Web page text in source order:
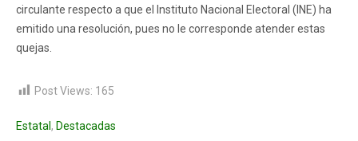
circulante respecto a que el Instituto Nacional Electoral (INE) ha
emitido una resolución, pues no le corresponde atender estas
quejas.
Post Views: 165
Estatal , Destacadas